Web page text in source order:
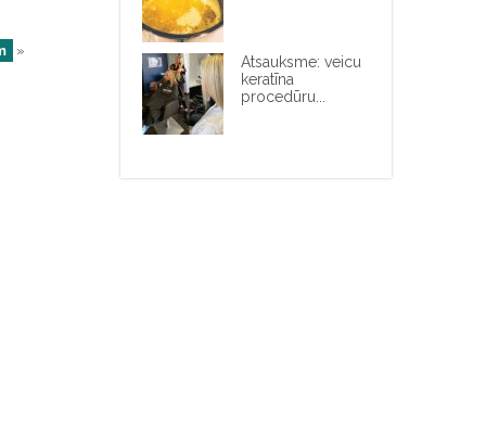
»
Atsauksme: veicu
keratīna
procedūru...